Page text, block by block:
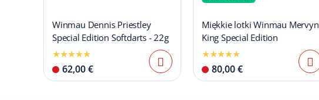
Winmau Dennis Priestley
Special Edition Softdarts - 22g
62,00 €
Miękkie lotki Winmau Mervyn
King Special Edition
80,00 €